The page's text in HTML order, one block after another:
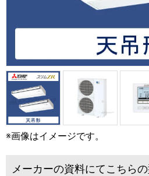
※画像はイメージです。
メーカーの資料にてこちら